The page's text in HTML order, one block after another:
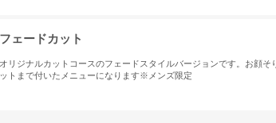
フェードカット
オリジナルカットコースのフェードスタイルバージョンです。お顔そ
ットまで付いたメニューになります※メンズ限定